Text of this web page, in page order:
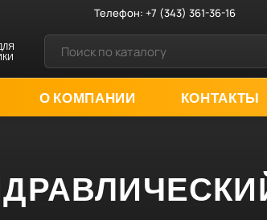
Телефон:+7 (343) 361-36-16
О КОМПАНИИ КОНТАКТЫ